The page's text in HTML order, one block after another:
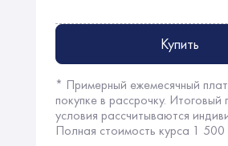
Купить
* Примерный ежемесячный
покупке в рассрочку. Итоговый
условия рассчитываются
Полная стоимость курса 1 500